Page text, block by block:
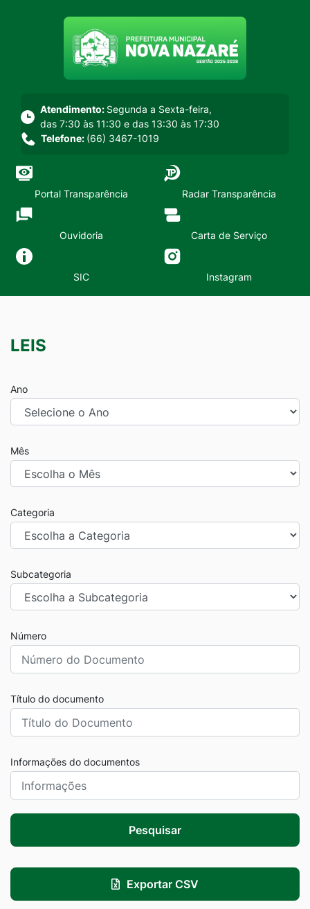
Seção do menu principal
Atendimento: Segunda a Sexta-feira,
das 7:30 às 11:30 e das 13:30 às 17:30
Telefone: (66) 3467-1019
Portal Transparência Radar Transparência
Ouvidoria Carta de Serviço
SIC Instagram
LEIS
Ano
Mês
Categoria
Subcategoria
Número
Título do documento
Informações do documentos
Pesquisar
Exportar CSV